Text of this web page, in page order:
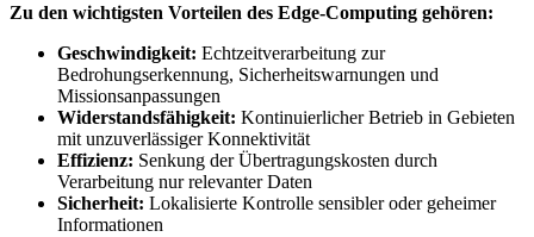
Zu den wichtigsten Vorteilen des Edge-Computing gehören:
Geschwindigkeit: Echtzeitverarbeitung zur
Bedrohungserkennung, Sicherheitswarnungen und
Missionsanpassungen
Widerstandsfähigkeit: Kontinuierlicher Betrieb in Gebieten
mit unzuverlässiger Konnektivität
Effizienz: Senkung der Übertragungskosten durch
Verarbeitung nur relevanter Daten
Sicherheit: Lokalisierte Kontrolle sensibler oder geheimer
Informationen